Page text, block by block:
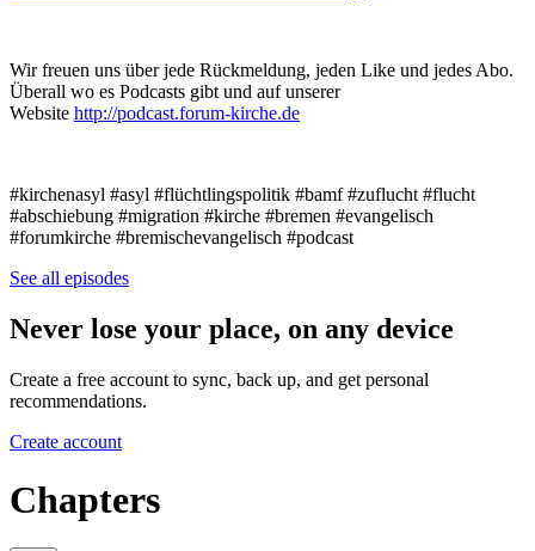
Wir freuen uns über jede Rückmeldung, jeden Like und jedes Abo.
Überall wo es Podcasts gibt und auf unserer
Website http://podcast.forum-kirche.de
#kirchenasyl #asyl #flüchtlingspolitik #bamf #zuflucht #flucht
#abschiebung #migration #kirche #bremen #evangelisch
#forumkirche #bremischevangelisch #podcast
See all episodes
Never lose your place, on any device
Create a free account to sync, back up, and get personal
recommendations.
Create account
Chapters